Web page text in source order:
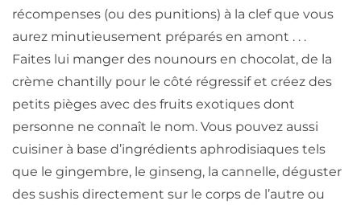
récompenses (ou des punitions) à la clef que vous
aurez minutieusement préparés en amont . . .
Faites lui manger des nounours en chocolat, de la
crème chantilly pour le côté régressif et créez des
petits pièges avec des fruits exotiques dont
personne ne connaît le nom. Vous pouvez aussi
cuisiner à base d’ingrédients aphrodisiaques tels
que le gingembre, le ginseng, la cannelle, déguster
des sushis directement sur le corps de l’autre ou